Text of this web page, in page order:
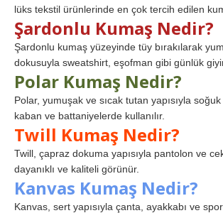
lüks tekstil ürünlerinde en çok tercih edilen
Şardonlu Kumaş Nedir?
Şardonlu kumaş yüzeyinde tüy bırakılarak
dokusuyla sweatshirt, eşofman gibi günlük
Polar Kumaş Nedir?
Polar, yumuşak ve sıcak tutan yapısıyla
kaban ve battaniyelerde kullanılır.
Twill Kumaş Nedir?
Twill, çapraz dokuma yapısıyla pantolon ve
dayanıklı ve kaliteli görünür.
Kanvas Kumaş Nedir?
Kanvas, sert yapısıyla çanta, ayakkabı ve